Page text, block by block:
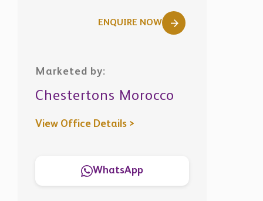
ENQUIRE NOW
Marketed by:
Chestertons Morocco
View Office Details >
WhatsApp